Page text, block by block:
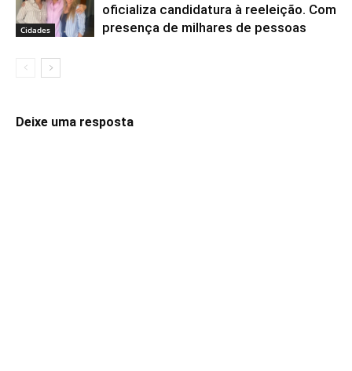
Cidades
oficializa candidatura à reeleição. Com
presença de milhares de pessoas
Deixe uma resposta